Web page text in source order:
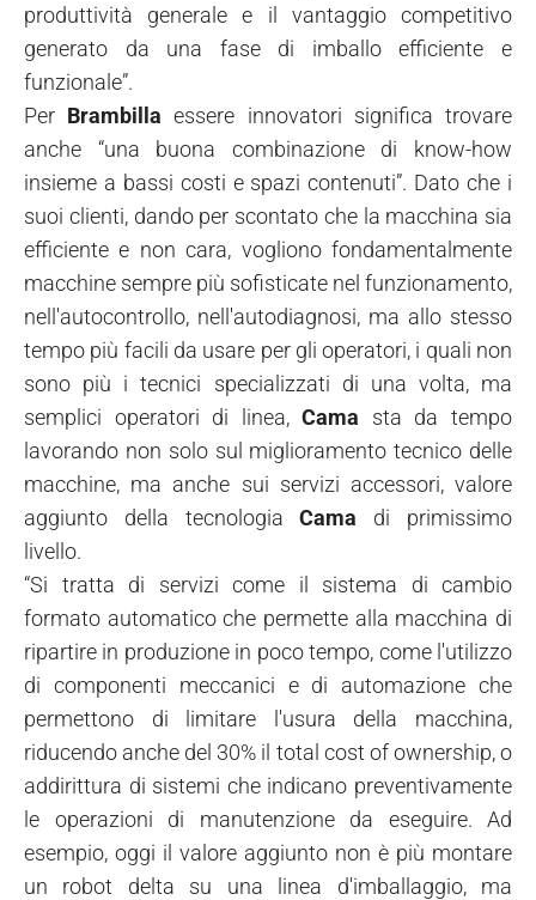
produttività generale e il vantaggio competitivo
generato da una fase di imballo efficiente e
funzionale”.
Per Brambilla essere innovatori significa trovare
anche “una buona combinazione di know-how
insieme a bassi costi e spazi contenuti”. Dato che i
suoi clienti, dando per scontato che la macchina sia
efficiente e non cara, vogliono fondamentalmente
macchine sempre più sofisticate nel funzionamento,
nell'autocontrollo, nell'autodiagnosi, ma allo stesso
tempo più facili da usare per gli operatori, i quali non
sono più i tecnici specializzati di una volta, ma
semplici operatori di linea,Cama sta da tempo
lavorando non solo sul miglioramento tecnico delle
macchine, ma anche sui servizi accessori, valore
aggiunto della tecnologiaCama di primissimo
livello.
“Si tratta di servizi come il sistema di cambio
formato automatico che permette alla macchina di
ripartire in produzione in poco tempo, come l'utilizzo
di componenti meccanici e di automazione che
permettono di limitare l'usura della macchina,
riducendo anche del 30% il total cost of ownership, o
addirittura di sistemi che indicano preventivamente
le operazioni di manutenzione da eseguire. Ad
esempio, oggi il valore aggiunto non è più montare
un robot delta su una linea d'imballaggio, ma